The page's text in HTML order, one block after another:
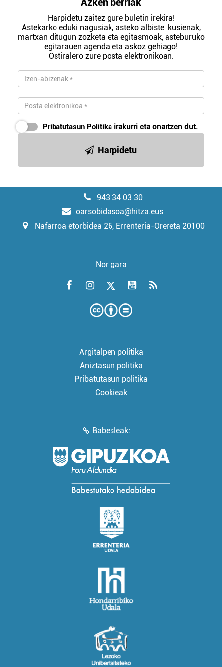
Azken berriak
Harpidetu zaitez gure buletin irekira!
Astekarko eduki nagusiak, asteko albiste ikusienak,
martxan ditugun zozketa eta egitasmoak, asteburuko
egitarauen agenda eta askoz gehiago!
Ostiralero zure posta elektronikoan.
Pribatutasun Politika irakurri eta onartzen dut.
Harpidetu
943 34 03 30
oarsobidasoa@hitza.eus
Nafarroa etorbidea 26, Errenteria-Orereta 20100
Nor gara
Argitalpen politika
Aniztasun politika
Pribatutasun politika
Cookieak
Babesleak: